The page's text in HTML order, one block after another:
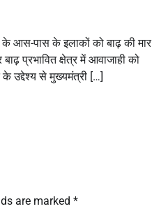
आस-पास के इलाकों को बाढ़ की मार
प्रभावित क्षेत्र में आवाजाही को
उद्देश्य से मुख्यमंत्री […]
are marked *